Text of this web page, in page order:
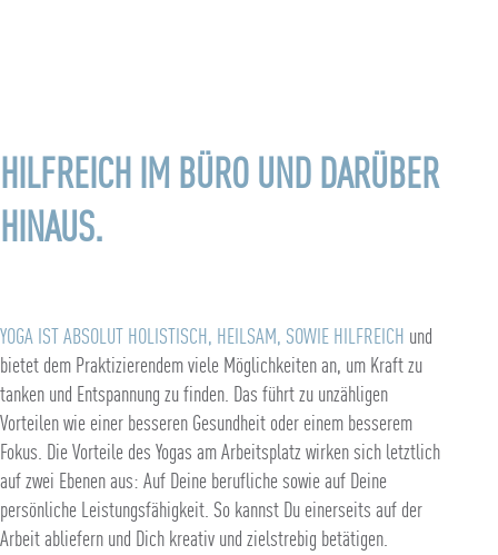
HILFREICH IM BÜRO UND DARÜBER
HINAUS.
YOGA IST ABSOLUT HOLISTISCH, HEILSAM, SOWIE HILFREICH und
bietet dem Praktizierendem viele Möglichkeiten an, um Kraft zu
tanken und Entspannung zu finden. Das führt zu unzähligen
Vorteilen wie einer besseren Gesundheit oder einem besserem
Fokus. Die Vorteile des Yogas am Arbeitsplatz wirken sich letztlich
auf zwei Ebenen aus: Auf Deine berufliche sowie auf Deine
persönliche Leistungsfähigkeit. So kannst Du einerseits auf der
Arbeit abliefern und Dich kreativ und zielstrebig betätigen.